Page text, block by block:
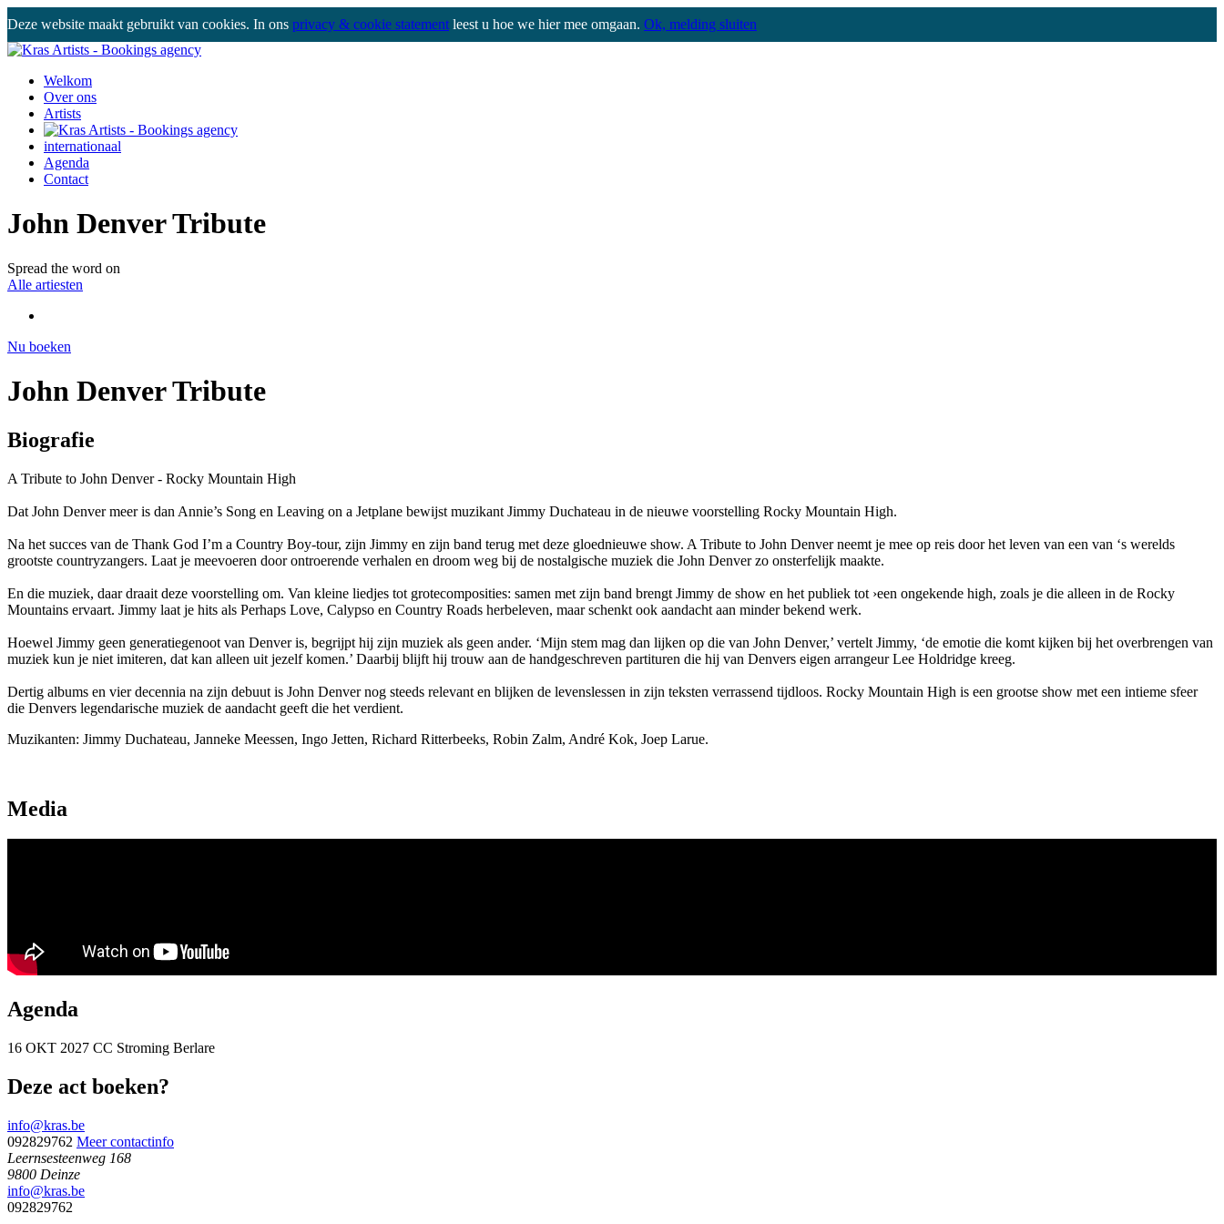
Deze website maakt gebruikt van cookies. In ons privacy & cookie statement leest u hoe we hier mee omgaan. Ok, melding sluiten
Welkom
Over ons
Artists
internationaal
Agenda
Contact
John Denver Tribute
Spread the word on
Alle artiesten
Nu boeken
John Denver Tribute
Biografie
A Tribute to John Denver - Rocky Mountain High
Dat John Denver meer is dan Annie’s Song en Leaving on a Jetplane bewijst muzikant Jimmy Duchateau in de nieuwe voorstelling Rocky Mountain High.
Na het succes van de Thank God I’m a Country Boy-tour, zijn Jimmy en zijn band terug met deze gloednieuwe show. A Tribute to John Denver neemt je mee op reis door het leven van een van ‘s werelds
grootste countryzangers. Laat je meevoeren door ontroerende verhalen en droom weg bij de nostalgische muziek die John Denver zo onsterfelijk maakte.
En die muziek, daar draait deze voorstelling om. Van kleine liedjes tot grotecomposities: samen met zijn band brengt Jimmy de show en het publiek tot ›een ongekende high, zoals je die alleen in de Rocky
Mountains ervaart. Jimmy laat je hits als Perhaps Love, Calypso en Country Roads herbeleven, maar schenkt ook aandacht aan minder bekend werk.
Hoewel Jimmy geen generatiegenoot van Denver is, begrijpt hij zijn muziek als geen ander. ‘Mijn stem mag dan lijken op die van John Denver,’ vertelt Jimmy, ‘de emotie die komt kijken bij het overbrengen van
muziek kun je niet imiteren, dat kan alleen uit jezelf komen.’ Daarbij blijft hij trouw aan de handgeschreven partituren die hij van Denvers eigen arrangeur Lee Holdridge kreeg.
Dertig albums en vier decennia na zijn debuut is John Denver nog steeds relevant en blijken de levenslessen in zijn teksten verrassend tijdloos. Rocky Mountain High is een grootse show met een intieme sfeer
die Denvers legendarische muziek de aandacht geeft die het verdient.
Muzikanten: Jimmy Duchateau, Janneke Meessen, Ingo Jetten, Richard Ritterbeeks, Robin Zalm, André Kok, Joep Larue.
Media
Agenda
16 OKT 2027 CC Stroming Berlare
Deze act boeken?
info@kras.be
092829762 Meer contactinfo
Leernsesteenweg 168
9800 Deinze
info@kras.be
092829762